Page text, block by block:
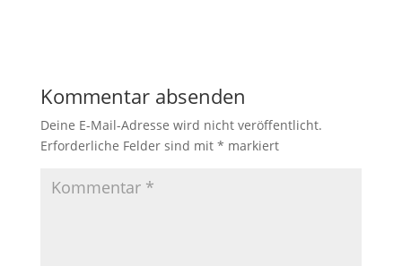
Kommentar absenden
Deine E-Mail-Adresse wird nicht veröffentlicht.
Erforderliche Felder sind mit * markiert